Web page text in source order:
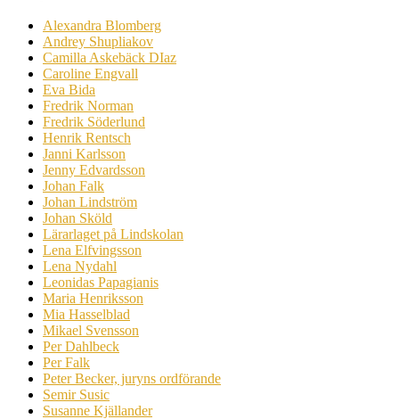
Alexandra Blomberg
Andrey Shupliakov
Camilla Askebäck DIaz
Caroline Engvall
Eva Bida
Fredrik Norman
Fredrik Söderlund
Henrik Rentsch
Janni Karlsson
Jenny Edvardsson
Johan Falk
Johan Lindström
Johan Sköld
Lärarlaget på Lindskolan
Lena Elfvingsson
Lena Nydahl
Leonidas Papagianis
Maria Henriksson
Mia Hasselblad
Mikael Svensson
Per Dahlbeck
Per Falk
Peter Becker, juryns ordförande
Semir Susic
Susanne Kjällander